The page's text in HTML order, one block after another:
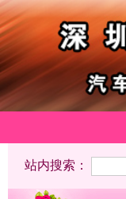
站内搜索：